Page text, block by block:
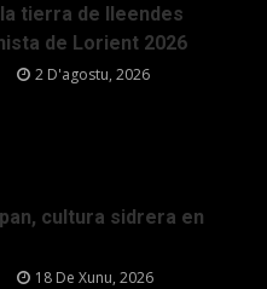
tierra de lleendes
de Lorient 2026
2 D'agostu, 2026
cultura sidrera en
18 De Xunu, 2026